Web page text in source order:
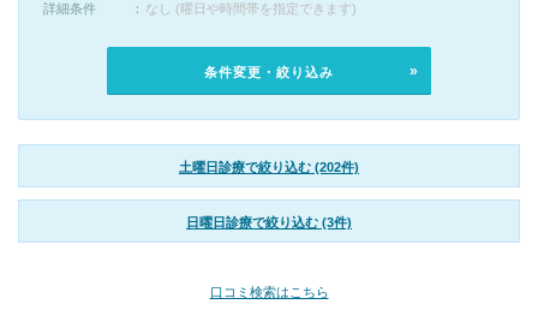
詳細条件
なし (曜日や時間帯を指定できます)
条件変更・絞り込み
土曜日診療で絞り込む (202件)
日曜日診療で絞り込む (3件)
口コミ検索はこちら